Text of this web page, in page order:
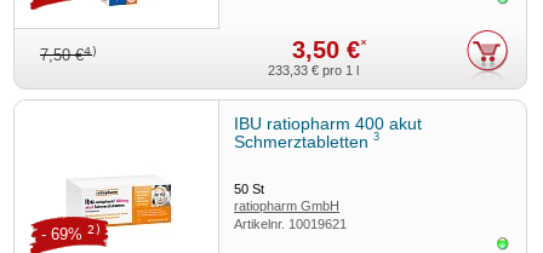
7,50 €4) 3,50 €*
233,33 € pro 1 l
IBU ratiopharm 400 akut
Schmerztabletten3
50St
ratiopharm GmbH
Artikelnr. 10019621
- 69% 2)